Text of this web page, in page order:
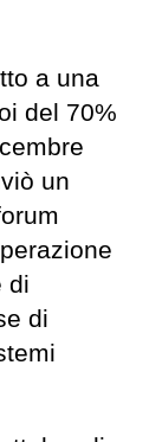
a una
del 70%
un
di
di